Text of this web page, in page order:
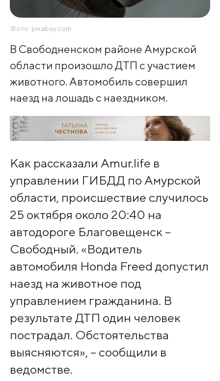
Фото: pixabay.com
В Свободненском районе Амурской
области произошло ДТП с участием
животного. Автомобиль совершил
наезд на лошадь с наездником.
Как рассказали Amur.life в
управлении ГИБДД по Амурской
области, происшествие случилось
25 октября около 20:40 на
автодороге Благовещенск –
Свободный. «Водитель
автомобиля Honda Freed допустил
наезд на животное под
управлением гражданина. В
результате ДТП один человек
пострадал. Обстоятельства
выясняются», – сообщили в
ведомстве.